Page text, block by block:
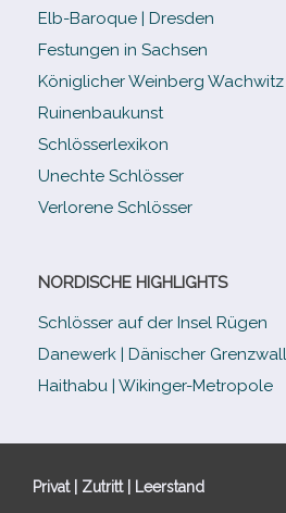
Elb-​Baroque | Dresden
Festungen in Sachsen
Königlicher Weinberg Wachwitz
Ruinenbaukunst
Schlösserlexikon
Unechte Schlösser
Verlorene Schlösser
NORDISCHE HIGHLIGHTS
Schlösser auf der Insel Rügen
Danewerk | Dänischer Grenzwall
Haithabu | Wikinger-Metropole
Privat | Zutritt | Leerstand